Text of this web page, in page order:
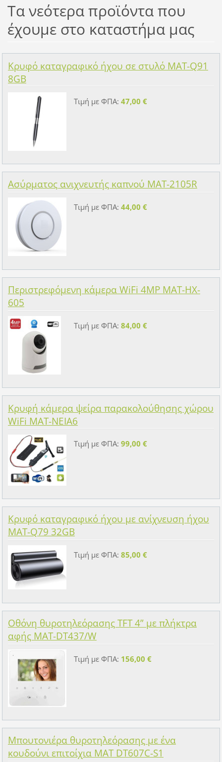
Τα νεότερα προϊόντα που
έχουμε στο καταστήμα μας
Κρυφό καταγραφικό ήχου σε στυλό MAT-Q91
8GB
Τιμή με ΦΠΑ: 47,00 €
Ασύρματος ανιχνευτής καπνού MAT-2105R
Τιμή με ΦΠΑ: 44,00 €
Περιστρεφόμενη κάμερα WiFi 4MP MAT-HX-
605
Τιμή με ΦΠΑ: 84,00 €
Κρυφή κάμερα ψείρα παρακολούθησης χώρου
WiFi MAT-NEIA6
Τιμή με ΦΠΑ: 99,00 €
Κρυφό καταγραφικό ήχου με ανίχνευση ήχου
MAT-Q79 32GB
Τιμή με ΦΠΑ: 85,00 €
Οθόνη θυροτηλεόρασης TFT 4” με πλήκτρα
αφής MAT-DT437/W
Τιμή με ΦΠΑ: 156,00 €
Μπουτονιέρα θυροτηλεόρασης με ένα
κουδούνι επιτοίχια MAT DT607C-S1